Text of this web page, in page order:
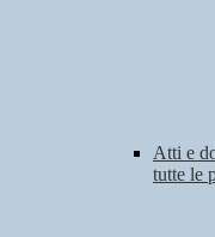
Atti e
tutte le